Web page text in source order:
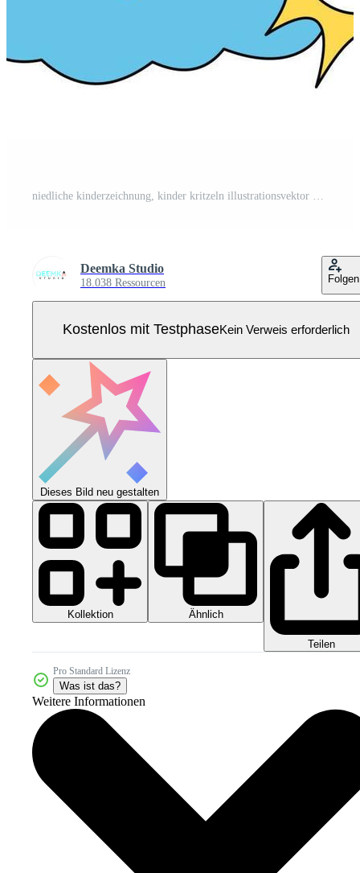
Deemka Studio
18.038 Ressourcen Folgen
Kostenlos mit TestphaseKein Verweis erforderlich
Dieses Bild neu gestalten
Kollektion Ähnlich
Teilen
Pro Standard Lizenz
Was ist das?
Weitere Informationen